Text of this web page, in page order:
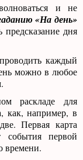
и не
«На день»
дня
каждый
можно в любое
раскладе для
как, например, в
Первая карта
события первой
времени.